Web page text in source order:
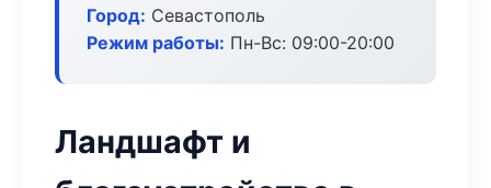
Город: Севастополь
Режим работы: Пн-Вс: 09:00-20:00
Ландшафт и